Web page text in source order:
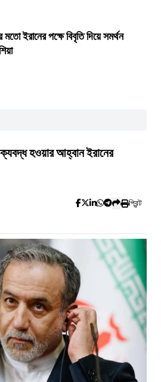
মতো ইরানের পক্ষে বিবৃতি দিয়ে সমর্থন
হওয়ার আহ্বান ইরানের
প্রিন্ট